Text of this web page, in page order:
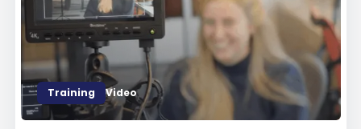
Training Video